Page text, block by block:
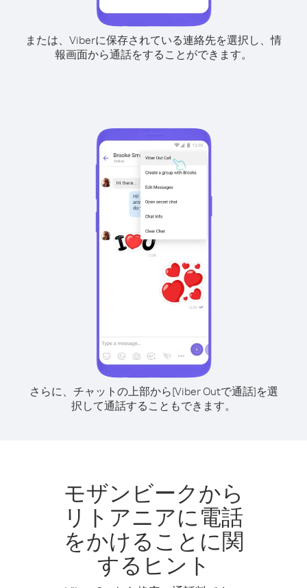
または、Viberに保存されている連絡先を選択し、情
報画面から通話をすることができます。
さらに、チャットの上部から[Viber Outで通話]を選
択して通話することもできます。
モザンビークから
リトアニアに電話
をかけることに関
するヒント